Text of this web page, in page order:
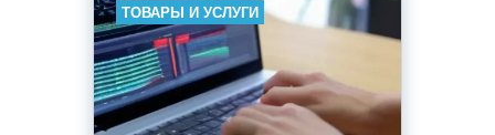
ТОВАРЫ И УСЛУГИ